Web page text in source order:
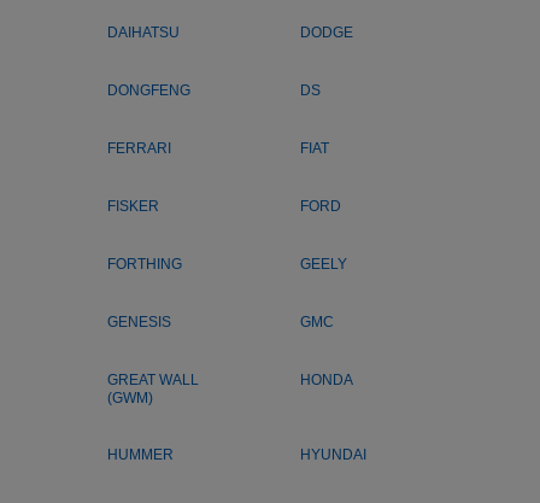
DAIHATSU DODGE
DONGFENG DS
FERRARI FIAT
FISKER FORD
FORTHING GEELY
GENESIS GMC
GREAT WALL
(GWM)
HONDA
HUMMER HYUNDAI